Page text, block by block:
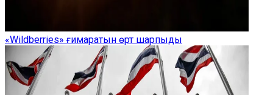
«Wildberries» ғимаратын өрт шарпыды